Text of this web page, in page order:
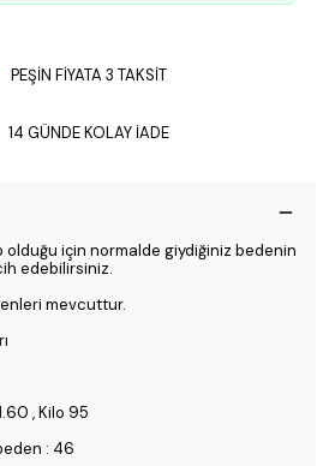
PEŞİN FİYATA 3 TAKSİT
14 GÜNDE KOLAY İADE
olduğu için normalde giydiğiniz bedenin
edebilirsiniz.
mevcuttur.
, Kilo 95
: 46